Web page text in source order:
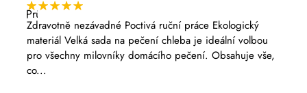
Průměrné
hodnocení
produktu
je
5,0
z
5
Zdravotně nezávadné Poctivá ruční práce Ekologický
materiál Velká sada na pečení chleba je ideální volbou
pro všechny milovníky domácího pečení. Obsahuje vše,
co...